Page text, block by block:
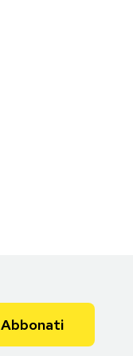
Abbonati